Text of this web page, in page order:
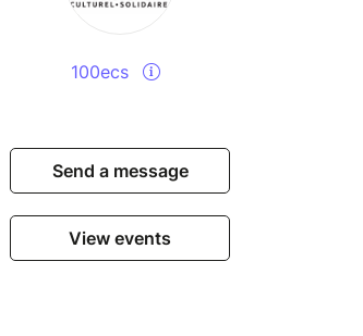
100ecs
Send a message
View events